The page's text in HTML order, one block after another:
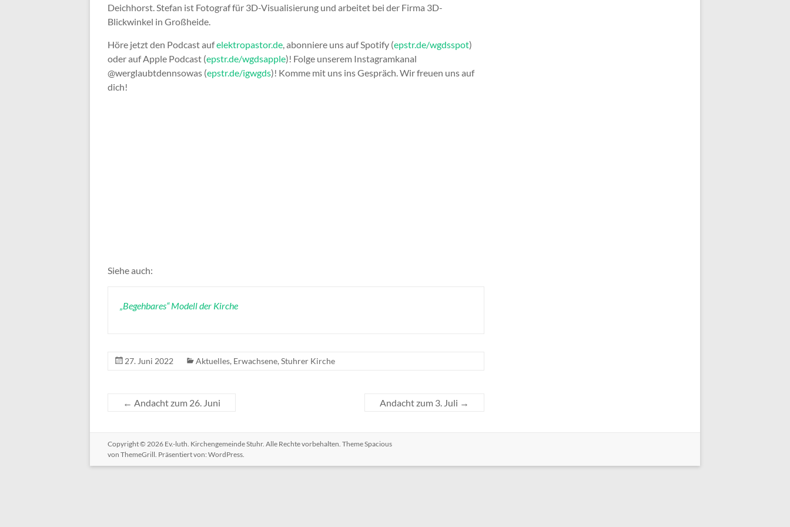
Deichhorst. Stefan ist Fotograf für 3D-Visualisierung und arbeitet bei der Firma 3D-
Blickwinkel in Großheide.
Höre jetzt den Podcast aufelektropastor.de, abonniere uns auf Spotify (epstr.de/wgdsspot)
oder auf Apple Podcast (epstr.de/wgdsapple)! Folge unserem Instagramkanal
@werglaubtdennsowas (epstr.de/igwgds)! Komme mit uns ins Gespräch. Wir freuen uns auf
dich!
Siehe auch:
„Begehbares“ Modell der Kirche
27. Juni 2022 Aktuelles, Erwachsene, Stuhrer Kirche
← Andacht zum 26. Juni Andacht zum 3. Juli →
Copyright © 2026 Ev.-luth. Kirchengemeinde Stuhr. Alle Rechte vorbehalten. ThemeSpacious
von ThemeGrill. Präsentiert von: WordPress.